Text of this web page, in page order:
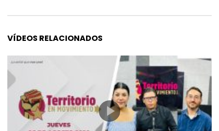
VÍDEOS RELACIONADOS